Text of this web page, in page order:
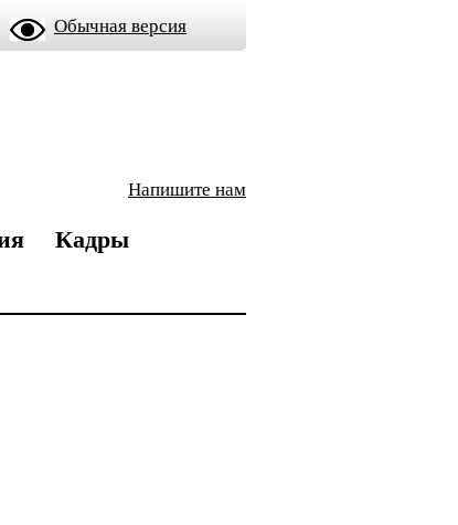
Обычная версия
Напишите нам
Кадры